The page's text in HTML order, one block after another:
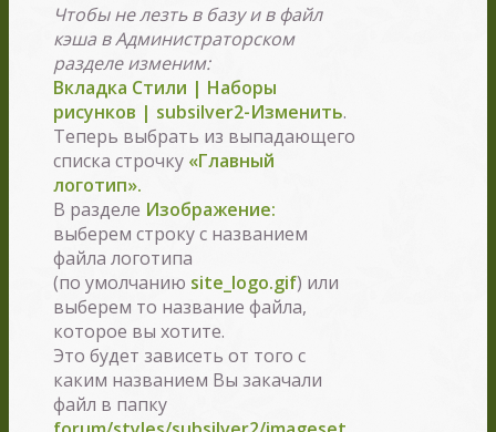
Чтобы не лезть в базу и в файл
кэша в Администраторском
разделе изменим:
Вкладка Стили | Наборы
рисунков | subsilver2-Изменить.
Теперь выбрать из выпадающего
списка строчку «Главный
логотип».
В разделе Изображение:
выберем строку с названием
файла логотипа
(по умолчанию site_logo.gif) или
выберем то название файла,
которое вы хотите.
Это будет зависеть от того с
каким названием Вы закачали
файл в папку